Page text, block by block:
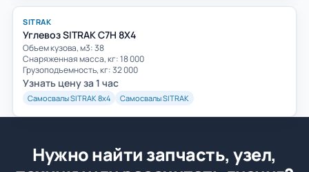
SITRAK
Углевоз SITRAK C7H 8X4
Объем кузова, м3: 38
Cнаряженная масса, кг: 18 000
Грузоподъемность, кг: 32 000
Узнать цену за 1 час
Самосвалы SITRAK 8х4 Самосвалы SITRAK
Нужно найти запчасть, узел,